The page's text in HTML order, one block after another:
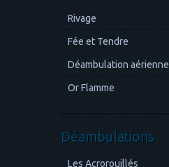
Rivage
Fée et Tendre
Déambulation aérienne
Or Flamme
Déambulations
Les Acrorouillés